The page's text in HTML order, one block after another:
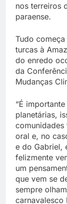
nos terreiros
paraense.
Tudo
turcas à
do enredo
da
Mudanças
“É
planetárias,
oral e, no
e do Gabriel,
felizmente
um
que vem se
sempre
carnavalesco